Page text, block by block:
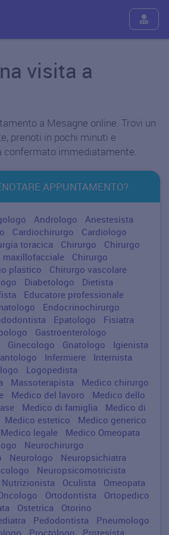
visita a
a Mesagne online. Trovi un
prenoti in pochi minuti e
confermato immediatamente.
APPUNTAMENTO?
Andrologo
Anestesista
Cardiochirurgo
Cardiologo
toracica Chirurgo
Chirurgo
maxillofacciale
Chirurgo
plastico
Chirurgo vascolare
Diabetologo
Dietista
Educatore professionale
Endocrinochirurgo
Epatologo
Fisiatra
Gastroenterologo
Ginecologo Gnatologo
Igienista
Infermiere
Internista
Logopedista
Massoterapista
Medico chirurgo
Medico del lavoro
Medico dello
Medico di famiglia
Medico di
Medico estetico
Medico generico
Medico legale
Medico Omeopata
Neurochirurgo
Neurologo
Neuropsichiatra
Neuropsicomotricista
Nutrizionista Oculista
Omeopata
Ortodontista
Ortopedico
Ostetrica
Otorino
Pedodontista
Pneumologo
Proctologo Protesista